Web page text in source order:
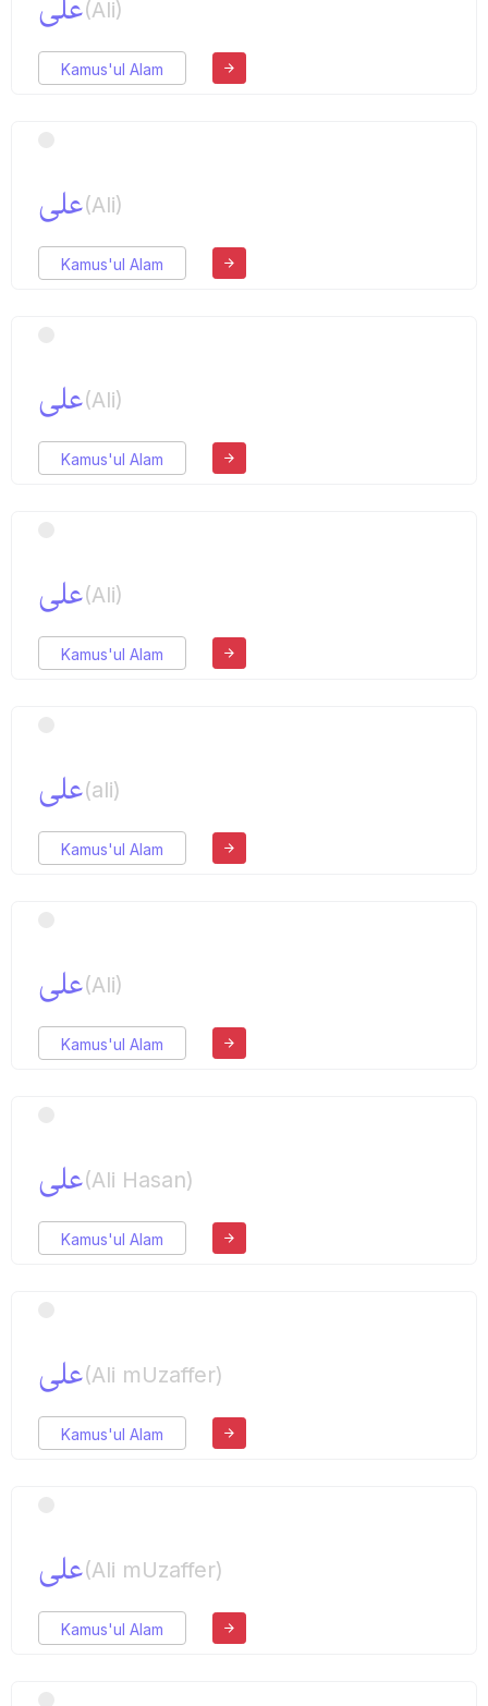
علی(Ali)
Kamus'ul Alam
علی(Ali)
Kamus'ul Alam
علی(Ali)
Kamus'ul Alam
علی(Ali)
Kamus'ul Alam
علی(ali)
Kamus'ul Alam
علی(Ali)
Kamus'ul Alam
علی(Ali Hasan)
Kamus'ul Alam
علی(Ali mUzaffer)
Kamus'ul Alam
علی(Ali mUzaffer)
Kamus'ul Alam